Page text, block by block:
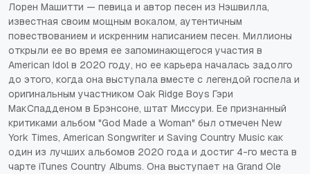
Лорен Машитти — певица и автор песен из Нэшвилла,
известная своим мощным вокалом, аутентичным
повествованием и искренним написанием песен. Миллионы
открыли ее во время ее запоминающегося участия в
American Idol в 2020 году, но ее карьера началась задолго
до этого, когда она выступала вместе с легендой госпела и
оригинальным участником Oak Ridge Boys Гэри
МакСпадденом в Брэнсоне, штат Миссури. Ее признанный
критиками альбом "God Made a Woman" был отмечен New
York Times, American Songwriter и Saving Country Music как
один из лучших альбомов 2020 года и достиг 4-го места в
чарте iTunes Country Albums. Она выступает на Grand Ole